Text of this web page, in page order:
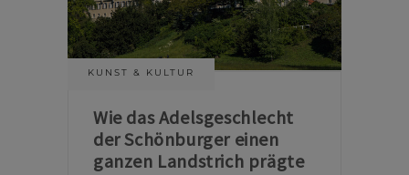
KUNST & KULTUR
Wie das Adelsgeschlecht
der Schönburger einen
ganzen Landstrich prägte